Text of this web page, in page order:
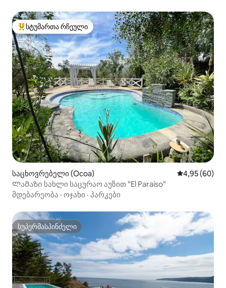
სტუმართა რჩეული მოწინავე ვარიანტი
სტუმართა რჩეული
საცხოვრებელი (Ocoa) საშუალო
4,95 (60)
Ლამაზი სახლი საცურაო აუზით "El Paraíso"
მდებარეობა · ოჯახი · პარკები
სუპერმასპინძელი
სუპერმასპინძელი